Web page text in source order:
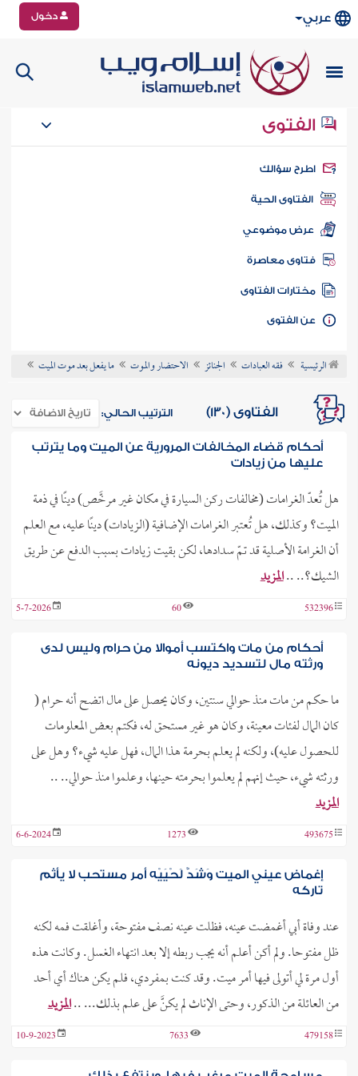
عربي دخول
الفتوى
سؤالك
الفتاوى الحية
عرض موضوعي
فتاوى معاصرة
مختارات الفتاوى
الفتوى
الرئيسية فقه العبادات الجنائز الاحتضار والموت ما يفعل بعد موت الميت
الفتاوى (130) الترتيب الحالي:
أحكام قضاء المخالفات المرورية عن الميت وما يترتب
عليها من زيادات
هل تُعدّ الغرامات (مخالفات ركن السيارة في مكان غير مرخَّص) دينًا في ذمة
الميت؟ وكذلك، هل تُعتبر الغرامات الإضافية (الزيادات) دينًا عليه، مع العلم
أن الغرامة الأصلية قد تمّ سدادها، لكن بقيت زيادات بسبب الدفع عن طريق
الشيك؟.. ..المزيد
532396
60
5-7-2026
أحكام من مات واكتسب أموالا من حرام وليس لدى
ورثته مال لتسديد ديونه
ما حكم من مات منذ حوالي سنتين، وكان يحصل على مال اتضح أنه حرام (
كان المال لفئات معينة، وكان هو غير مستحق له، فكتم بعض المعلومات
للحصول عليه)، ولكنه لم يعلم بحرمة هذا المال، فهل عليه شيء؟ وهل على
ورثته شيء، حيث إنهم لم يعلموا بحرمته حينها، وعلموا منذ حوالي.. ..
المزيد
493675
1273
6-6-2024
إغماض عيني الميت وَشَدُّ لَحْيَيْه أمر مستحب لا يأثم
تاركه
عند وفاة أبي أغمضت عينه، فظلت عينه نصف مفتوحة، وأغلقت فمه لكنه
ظل مفتوحا. ولم أكن أعلم أنه يجب ربطه إلا بعد انتهاء الغسل. وكانت هذه
أول مرة لي أتولى فيها أمر ميت. وقد كنت بمفردي، فلم يكن هناك أي أحد
من العائلة من الذكور، وحتى الإناث لم يكنَّ على علم بذلك... ..المزيد
479158
7633
10-9-2023